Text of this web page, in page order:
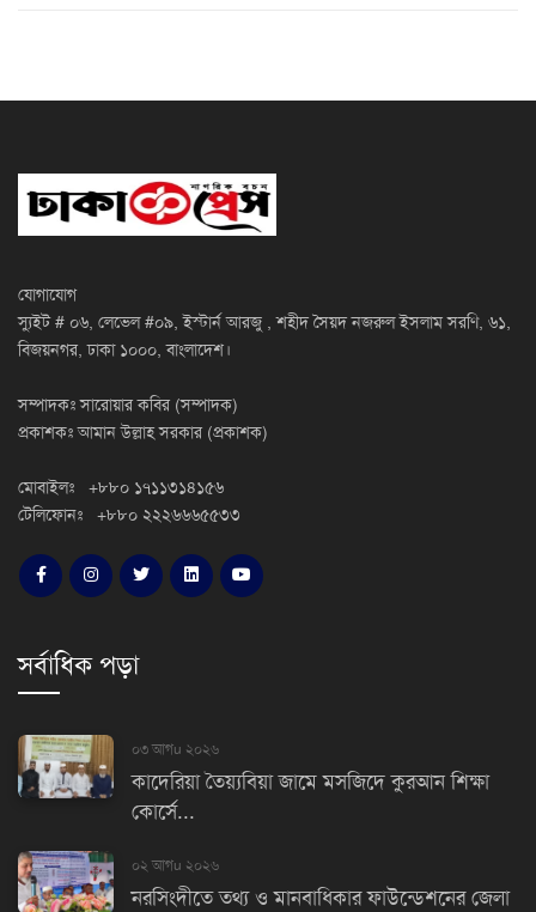
যোগাযোগ
স্যুইট # ০৬, লেভেল #০৯, ইস্টার্ন আরজু , শহীদ সৈয়দ নজরুল ইসলাম সরণি, ৬১,
বিজয়নগর, ঢাকা ১০০০, বাংলাদেশ।
সম্পাদকঃ সারোয়ার কবির (সম্পাদক)
প্রকাশকঃ আমান উল্লাহ সরকার (প্রকাশক)
মোবাইলঃ +৮৮০ ১৭১১৩১৪১৫৬
টেলিফোনঃ +৮৮০ ২২২৬৬৬৫৫৩৩
সর্বাধিক পড়া
০৩ আগu ২০২৬
কাদেরিয়া তৈয়্যবিয়া জামে মসজিদে কুরআন শিক্ষা
কোর্সে...
০২ আগu ২০২৬
নরসিংদীতে তথ্য ও মানবাধিকার ফাউন্ডেশনের জেলা